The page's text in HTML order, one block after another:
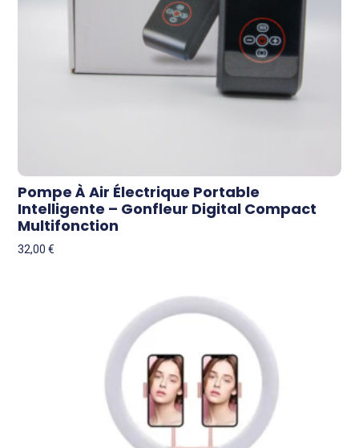
Pompe À Air Électrique Portable
Intelligente – Gonfleur Digital Compact
Multifonction
32,00€